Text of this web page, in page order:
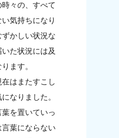
々の、すべて
気持ちになり
かしい状況な
た状況には及
ます。
はまたすこし
なりました。
を置いていっ
葉にならない